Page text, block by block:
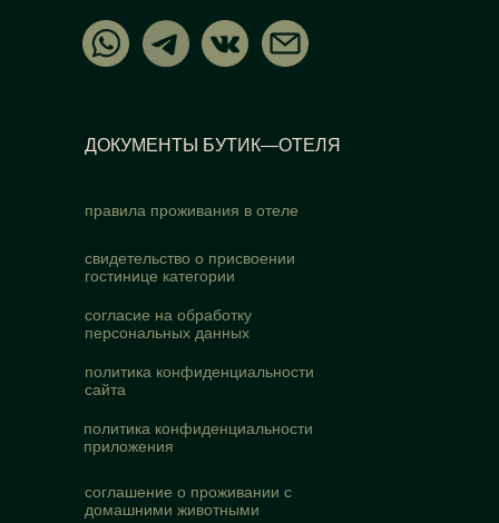
соглашение о проживании с
домашними животными
политика конфиденциальности
приложения
политика конфиденциальности
сайта
согласие на обработку
персональных данных
свидетельство о присвоении
гостинице категории
правила проживания в отеле
ДОКУМЕНТЫ БУТИК—ОТЕЛЯ